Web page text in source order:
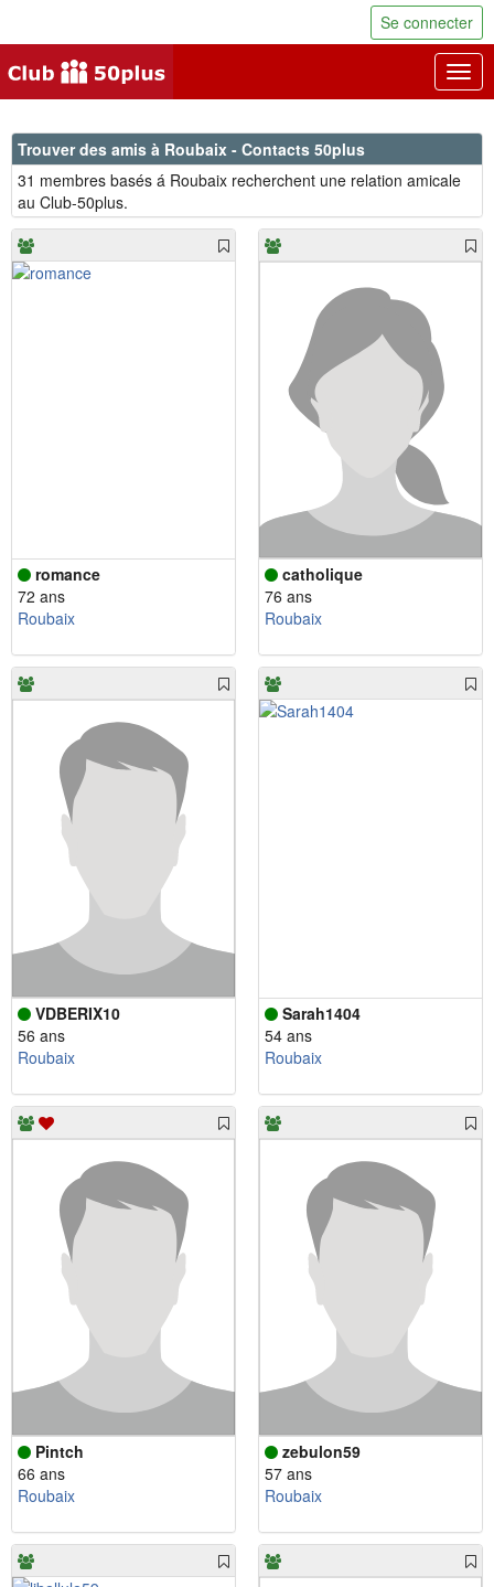
Se connecter
Trouver des amis à Roubaix - Contacts 50plus
31 membres basés á Roubaix recherchent une relation amicale
au Club-50plus.
romance
72 ans
Roubaix
catholique
76 ans
Roubaix
VDBERIX10
56 ans
Roubaix
Sarah1404
54 ans
Roubaix
Pintch
66 ans
Roubaix
zebulon59
57 ans
Roubaix